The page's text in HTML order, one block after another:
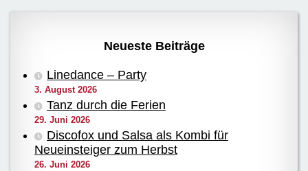
Neueste Beiträge
Linedance – Party
3. August 2026
Tanz durch die Ferien
29. Juni 2026
Discofox und Salsa als Kombi für
Neueinsteiger zum Herbst
26. Juni 2026